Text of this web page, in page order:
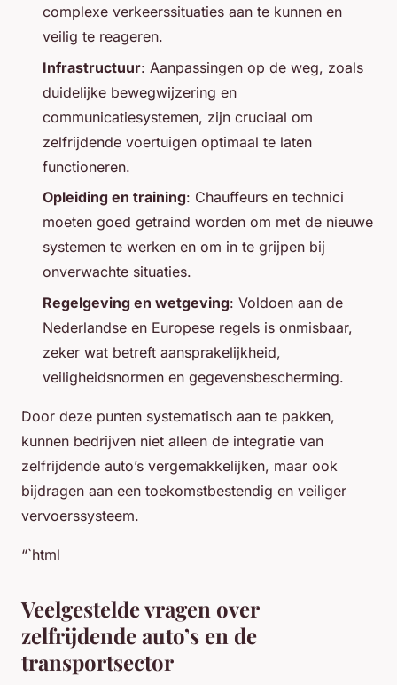
complexe verkeerssituaties aan te kunnen en
veilig te reageren.
Infrastructuur: Aanpassingen op de weg, zoals
duidelijke bewegwijzering en
communicatiesystemen, zijn cruciaal om
zelfrijdende voertuigen optimaal te laten
functioneren.
Opleiding en training: Chauffeurs en technici
moeten goed getraind worden om met de nieuwe
systemen te werken en om in te grijpen bij
onverwachte situaties.
Regelgeving en wetgeving: Voldoen aan de
Nederlandse en Europese regels is onmisbaar,
zeker wat betreft aansprakelijkheid,
veiligheidsnormen en gegevensbescherming.
Door deze punten systematisch aan te pakken,
kunnen bedrijven niet alleen de integratie van
zelfrijdende auto’s vergemakkelijken, maar ook
bijdragen aan een toekomstbestendig en veiliger
vervoerssysteem.
“`html
Veelgestelde vragen over
zelfrijdende auto’s en de
transportsector